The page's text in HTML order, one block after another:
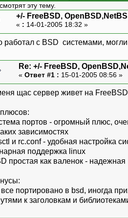
эту тему.
+/- FreeBSD,
« : 14-01-2005 18:32 »
работал с BSD системами,
Re: +/- FreeBSD,
« Ответ #1 : 15-01-2005 08:56 »
щас сервер живет на FreeBSD
портов - огромный плюс,
зависимостях
и rc.conf - удобная настройка
поддержка linux
простая как валенок -
портировано в bsd, иногда
к заголовкам и